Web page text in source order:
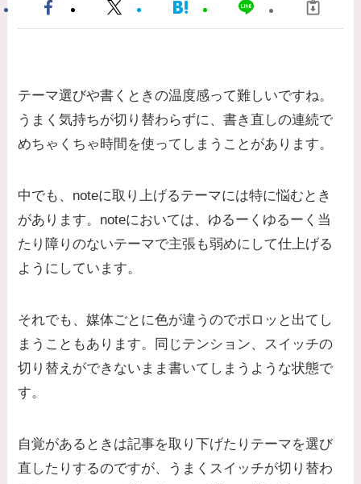
テーマ選びや書くときの温度感って難しいですね。
うまく気持ちが切り替わらずに、書き直しの連続で
めちゃくちゃ時間を使ってしまうことがあります。
中でも、noteに取り上げるテーマには特に悩むとき
があります。noteにおいては、ゆるーくゆるーく当
たり障りのないテーマで主張も弱めにして仕上げる
ようにしています。
それでも、媒体ごとに色が違うのでポロッと出てし
まうこともあります。同じテンション、スイッチの
切り替えができないまま書いてしまうような状態で
す。
自覚があるときは記事を取り下げたりテーマを選び
直したりするのですが、うまくスイッチが切り替わ